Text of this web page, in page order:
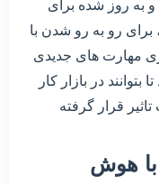
و به روز شده برای
برای رو به رو شدن با
مهارت های جدیدی
بتوانند در بازار کار
قرار گرفته
هوش